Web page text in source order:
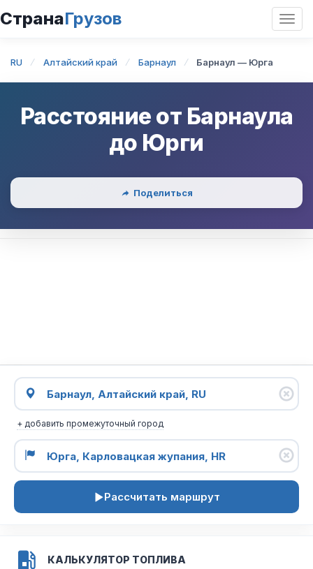
СтранаГрузов
RU Алтайский край Барнаул Барнаул — Юрга
Расстояние от Барнаула
до Юрги
Поделиться
+ добавить промежуточный город
Рассчитать маршрут
КАЛЬКУЛЯТОР ТОПЛИВА